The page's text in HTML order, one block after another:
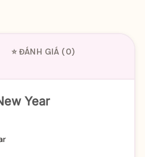
⭐ ĐÁNH GIÁ (0)
Year